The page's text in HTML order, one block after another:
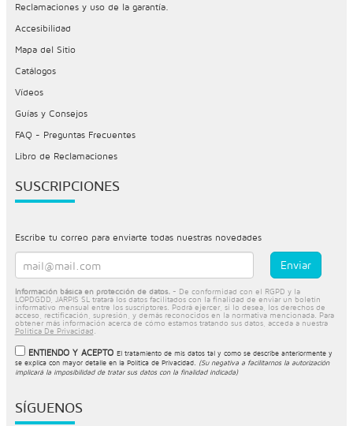
Reclamaciones y uso de la garantía.
Accesibilidad
Mapa del Sitio
Catálogos
Vídeos
Guías y Consejos
FAQ - Preguntas Frecuentes
Libro de Reclamaciones
SUSCRIPCIONES
Escribe tu correo para enviarte todas nuestras novedades
Información básica en protección de datos. - De conformidad con el RGPD y la
LOPDGDD, JARPIS SL tratará los datos facilitados con la finalidad de enviar un boletín
informativo mensual entre los suscriptores. Podrá ejercer, si lo desea, los derechos de
acceso, rectificación, supresión, y demás reconocidos en la normativa mencionada. Para
obtener más información acerca de cómo estamos tratando sus datos, acceda a nuestra
Política De Privacidad
ENTIENDO Y ACEPTO El tratamiento de mis datos tal y como se describe anteriormente y
se explica con mayor detalle en la Política de Privacidad.
(Su negativa a facilitarnos la autorización
implicará la imposibilidad de tratar sus datos con la finalidad indicada)
SÍGUENOS